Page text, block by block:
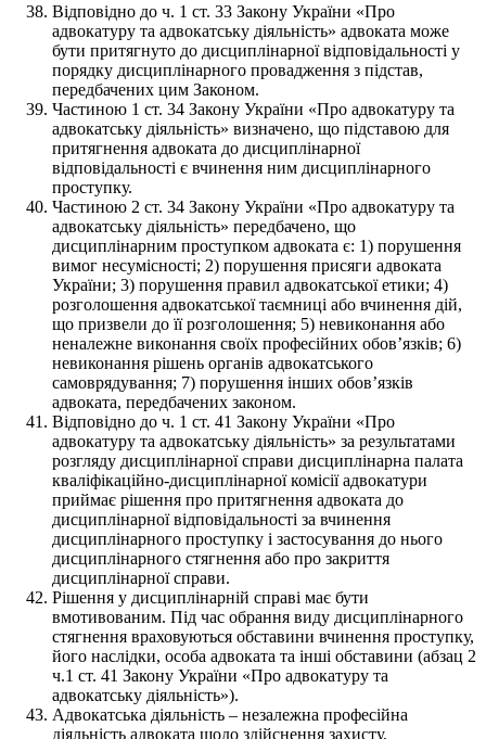
Відповідно до ч. 1 ст. 33 Закону України «Про
адвокатуру та адвокатську діяльність» адвоката може
бути притягнуто до дисциплінарної відповідальності у
порядку дисциплінарного провадження з підстав,
передбачених цим Законом.
Частиною 1 ст. 34 Закону України «Про адвокатуру та
адвокатську діяльність» визначено, що підставою для
притягнення адвоката до дисциплінарної
відповідальності є вчинення ним дисциплінарного
проступку.
Частиною 2 ст. 34 Закону України «Про адвокатуру та
адвокатську діяльність» передбачено, що
дисциплінарним проступком адвоката є: 1) порушення
вимог несумісності; 2) порушення присяги адвоката
України; 3) порушення правил адвокатської етики; 4)
розголошення адвокатської таємниці або вчинення дій,
що призвели до її розголошення; 5) невиконання або
неналежне виконання своїх професійних обов’язків; 6)
невиконання рішень органів адвокатського
самоврядування; 7) порушення інших обов’язків
адвоката, передбачених законом.
Відповідно до ч. 1 ст. 41 Закону України «Про
адвокатуру та адвокатську діяльність» за результатами
розгляду дисциплінарної справи дисциплінарна палата
кваліфікаційно-дисциплінарної комісії адвокатури
приймає рішення про притягнення адвоката до
дисциплінарної відповідальності за вчинення
дисциплінарного проступку і застосування до нього
дисциплінарного стягнення або про закриття
дисциплінарної справи.
Рішення у дисциплінарній справі має бути
вмотивованим. Під час обрання виду дисциплінарного
стягнення враховуються обставини вчинення проступку,
його наслідки, особа адвоката та інші обставини (абзац 2
ч.1 ст. 41 Закону України «Про адвокатуру та
адвокатську діяльність»).
Адвокатська діяльність – незалежна професійна
діяльність адвоката щодо здійснення захисту,